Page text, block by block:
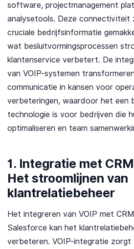
software, projectmanagement
analysetools. Deze
cruciale bedrijfsinformatie
wat besluitvormingsprocessen
klantenservice verbetert. De
van VOIP-systemen
communicatie in kansen voor
verbeteringen, waardoor het een
technologie is voor bedrijven die
optimaliseren en team
1. Integratie met
Het stroomlijnen van
klantrelatiebeheer
Het integreren van VOIP met
Salesforce kan het
verbeteren. VOIP-integratie